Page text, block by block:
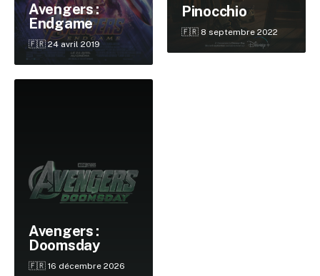
Avengers :
Endgame
🇫🇷 24 avril 2019
Pinocchio
🇫🇷 8 septembre 2022
Avengers :
Doomsday
🇫🇷 16 décembre 2026